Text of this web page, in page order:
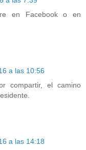
en Facebook o en
a las 10:56
compartir, el camino
a las 14:18